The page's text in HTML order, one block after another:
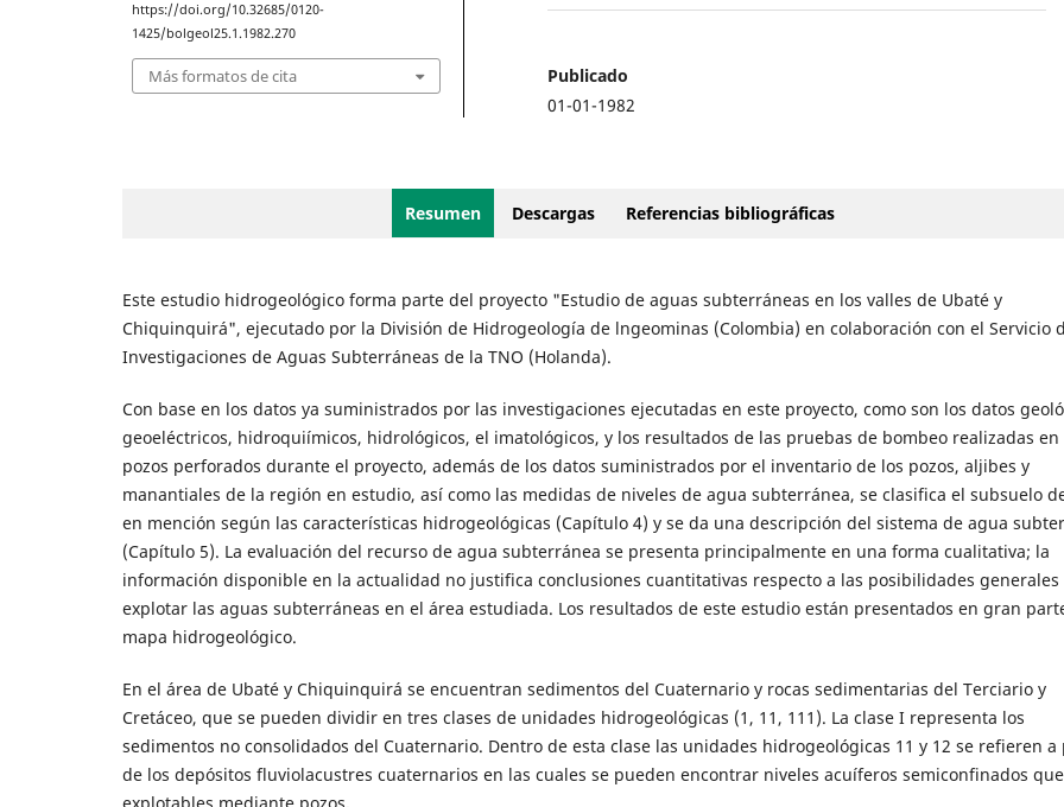
https://doi.org/10.32685/0120-
1425/bolgeol25.1.1982.270
Más formatos de cita
Publicado
01-01-1982
Resumen Descargas Referencias bibliográficas
Este estudio hidrogeológico forma parte del proyecto "Estudio de aguas subterráneas en los valles de Ubaté y
Chiquinquirá", ejecutado por la División de Hidrogeología de lngeominas (Colombia) en colaboración con el Servicio
Investigaciones de Aguas Subterráneas de la TNO (Holanda).
Con base en los datos ya suministrados por las investigaciones ejecutadas en este proyecto, como son los datos
geoeléctricos, hidroquiímicos, hidrológicos, el imatológicos, y los resultados de las pruebas de bombeo realizadas en
pozos perforados durante el proyecto, además de los datos suministrados por el inventario de los pozos, aljibes y
manantiales de la región en estudio, así como las medidas de niveles de agua subterránea, se clasifica el subsuelo
en mención según las características hidrogeológicas (Capítulo 4) y se da una descripción del sistema de agua
(Capítulo 5). La evaluación del recurso de agua subterránea se presenta principalmente en una forma cualitativa; la
información disponible en la actualidad no justifica conclusiones cuantitativas respecto a las posibilidades generales
explotar las aguas subterráneas en el área estudiada. Los resultados de este estudio están presentados en gran
mapa hidrogeológico.
En el área de Ubaté y Chiquinquirá se encuentran sedimentos del Cuaternario y rocas sedimentarias del Terciario y
Cretáceo, que se pueden dividir en tres clases de unidades hidrogeológicas (1, 11, 111). La clase I representa los
sedimentos no consolidados del Cuaternario. Dentro de esta clase las unidades hidrogeológicas 11 y 12 se refieren a
de los depósitos fluviolacustres cuaternarios en las cuales se pueden encontrar niveles acuíferos semiconfinados